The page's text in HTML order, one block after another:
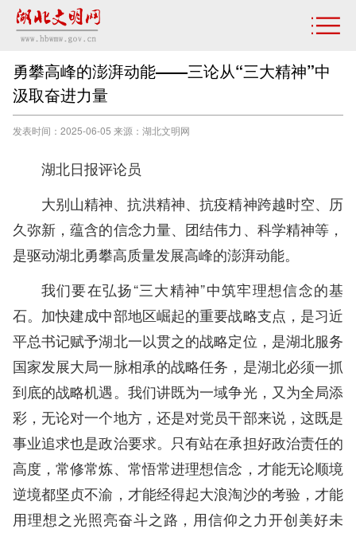
勇攀高峰的澎湃动能——三论从“三大精神”中
汲取奋进力量
发表时间：2025-06-05 来源：湖北文明网
湖北日报评论员
大别山精神、抗洪精神、抗疫精神跨越时空、历
久弥新，蕴含的信念力量、团结伟力、科学精神等，
是驱动湖北勇攀高质量发展高峰的澎湃动能。
我们要在弘扬“三大精神”中筑牢理想信念的基
石。加快建成中部地区崛起的重要战略支点，是习近
平总书记赋予湖北一以贯之的战略定位，是湖北服务
国家发展大局一脉相承的战略任务，是湖北必须一抓
到底的战略机遇。我们讲既为一域争光，又为全局添
彩，无论对一个地方，还是对党员干部来说，这既是
事业追求也是政治要求。只有站在承担好政治责任的
高度，常修常炼、常悟常进理想信念，才能无论顺境
逆境都坚贞不渝，才能经得起大浪淘沙的考验，才能
用理想之光照亮奋斗之路，用信仰之力开创美好未